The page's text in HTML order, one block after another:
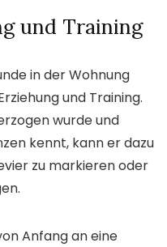
und Training
in der Wohnung
und Training.
wurde und
kennt, kann er dazu
zu markieren oder
Anfang an eine